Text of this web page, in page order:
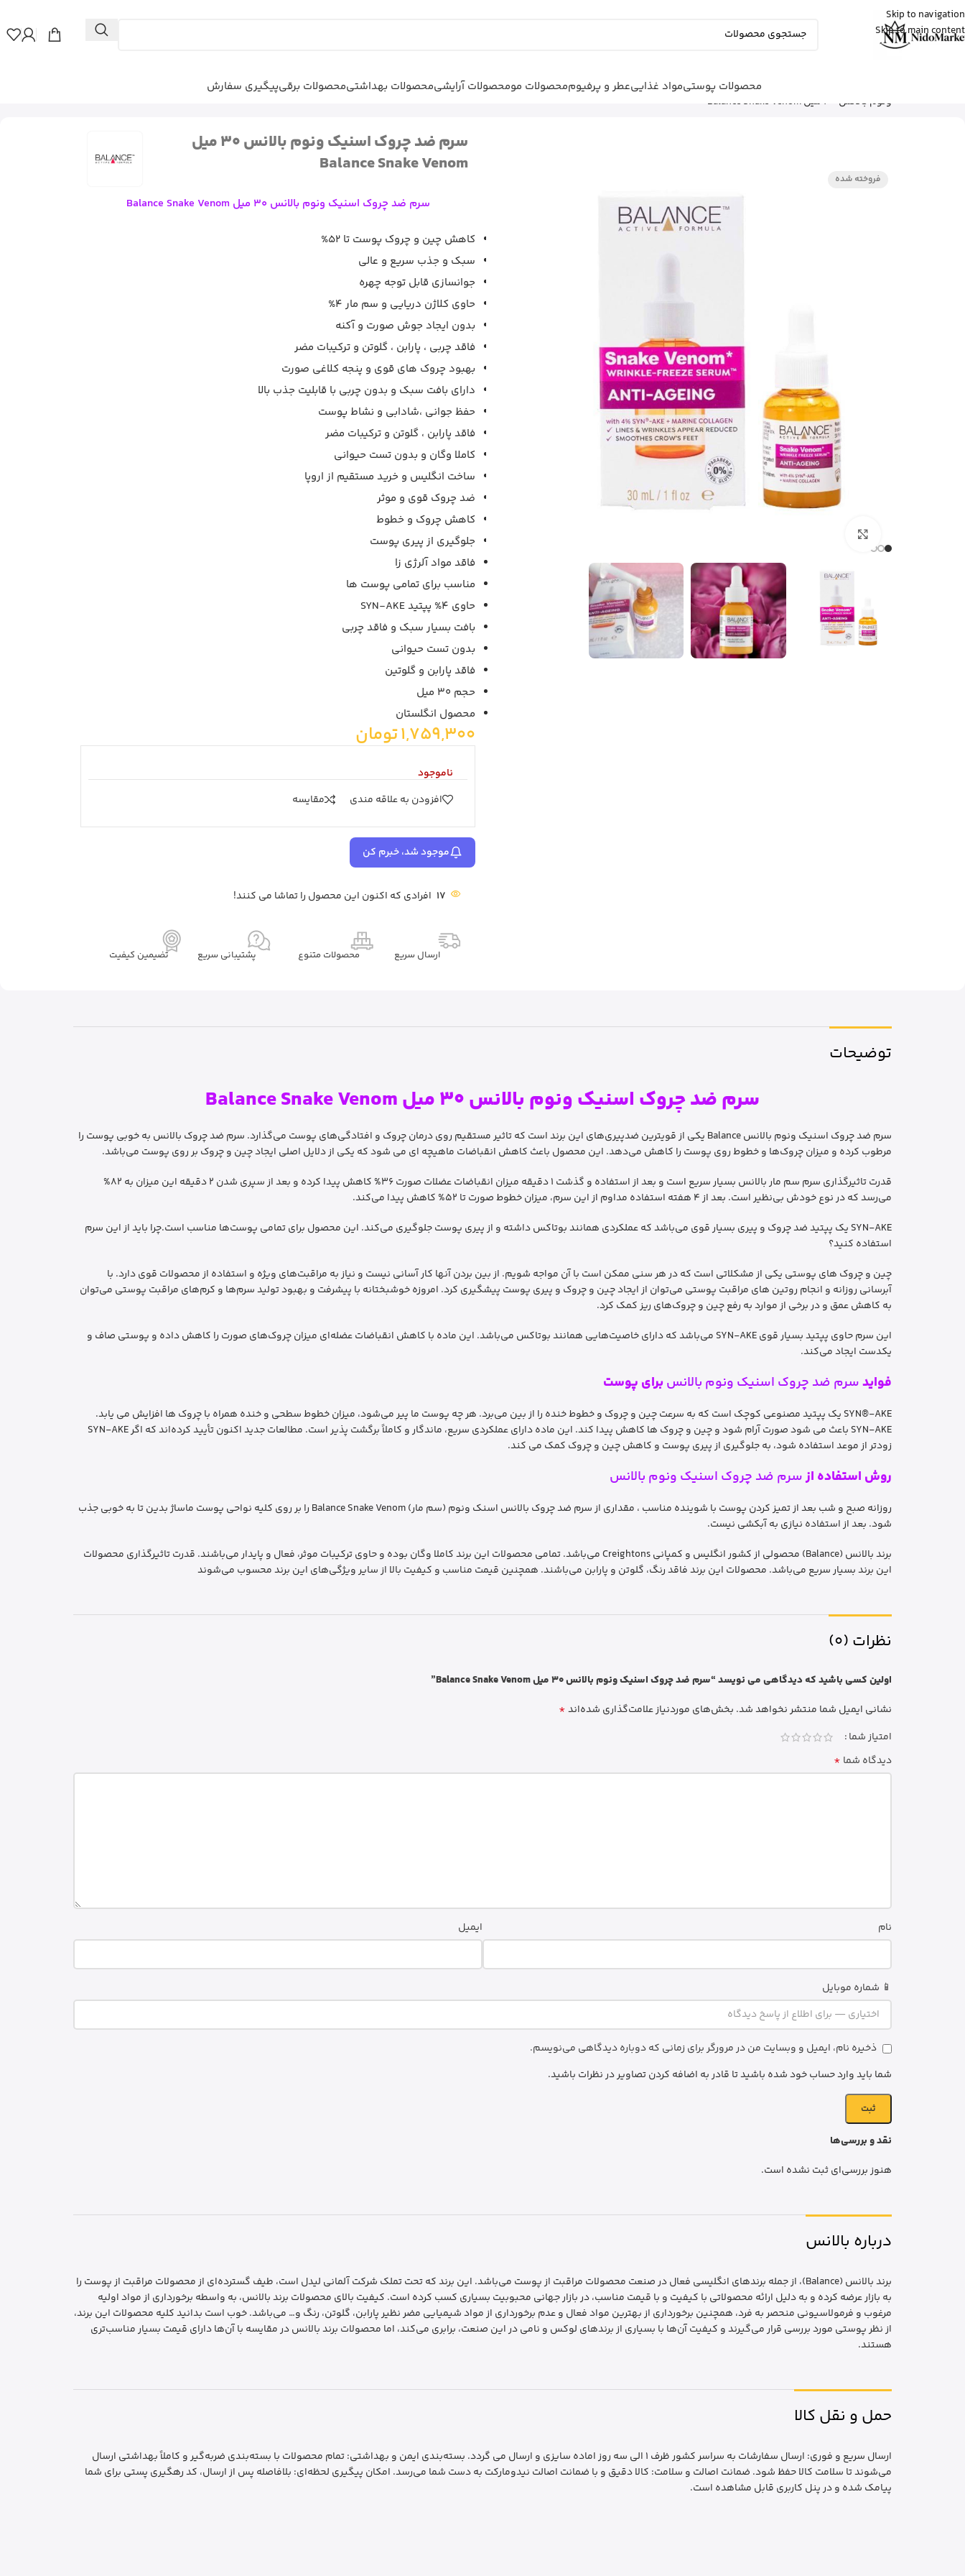
Skip to navigation
Skip to main content
محصولات پوستیمواد غذاییعطر و پرفیوممحصولات مومحصولات آرایشیمحصولات بهداشتیمحصولات برقیپیگیری سفارش محصولات پوستی |مراقبت صورت|سرم صورت |سرم ضد چروک اسنیک
ونوم بالانس 30 میل Balance Snake Venom
فروخته شده
سرم ضد چروک اسنیک ونوم بالانس 30 میل
Balance Snake Venom
سرم ضد چروک اسنیک ونوم بالانس 30 میل Balance Snake Venom
کاهش چین و چروک پوست تا 52%
سبک و جذب سریع و عالی
جوانسازی قابل توجه چهره
حاوی کلاژن دریایی و سم مار 4%
بدون ایجاد جوش صورت و آکنه
فاقد چربی ، پارابن ، گلوتن و ترکیبات مضر
بهبود چروک های قوی و پنجه کلاغی صورت
دارای بافت سبک و بدون چربی با قابلیت جذب بالا
حفظ جوانی ،شادابی و نشاط پوست
فاقد پارابن ، گلوتن و ترکیبات مضر
کاملا وگان و بدون تست حیوانی
ساخت انگلیس و خرید مستقیم از اروپا
ضد چروک قوی و موثر
کاهش چروک و خطوط
جلوگیری از پیری پوست
فاقد مواد آلرژی زا
مناسب برای تمامی پوست ها
حاوی 4% پپتید SYN-AKE
بافت بسیار سبک و فاقد چربی
بدون تست حیوانی
فاقد پارابن و گلوتین
حجم 30 میل
محصول انگلستان
1,759,300تومان
ناموجود
افزودن به علاقه مندی
مقايسه
موجود شد، خبرم کن
17 افرادی که اکنون این محصول را تماشا می کنند!
ارسال سریع محصولات متنوع پشتیبانی سریع تضیمین کیفیت
توضیحات
سرم ضد چروک اسنیک ونوم بالانس 30 میل Balance Snake Venom
سرم ضد چروک اسنیک ونوم بالانس Balance یکی از قویترین ضدپیری‌های این برند است که تاثیر مستقیم روی درمان چروک و افتادگی‌های پوست می‌گذارد. سرم ضد چروک بالانس به خوبی پوست را
مرطوب کرده و میزان چروک‌ها و خطوط روی پوست را کاهش می‌دهد. این محصول باعث کاهش انقباضات ماهیچه ای می شود که یکی از دلایل اصلی ایجاد چین و چروک بر روی پوست می‌باشد.
قدرت تاثیرگذاری سرم سم مار بالانس بسیار سریع است و بعد از استفاده و گذشت 1 دقیقه میزان انقباضات عضلات صورت 36% کاهش پیدا کرده و بعد از سپری شدن 2 دقیقه این میزان به 82%
می‌رسد که در نوع خودش بی‌نظیر است. بعد از 4 هفته استفاده مداوم از این سرم، میزان خطوط صورت تا 52% کاهش پیدا می‌کند.
SYN-AKE یک پپتید ضد چروک و پیری بسیار قوی می‌باشد که عملکردی همانند بوتاکس داشته و از پیری پوست جلوگیری می‌کند. این محصول برای تمامی پوست‌ها مناسب است.چرا باید از این سرم
استفاده کنید؟
چین و چروک های پوستی یکی از مشکلاتی است که در هر سنی ممکن است با آن مواجه شویم. از بین بردن آنها کار آسانی نیست و نیاز به مراقبت‌های ویژه و استفاده از محصولات قوی دارد. با
آبرسانی روزانه و انجام روتین های مراقبت پوستی می‌توان از ایجاد چین و چروک و پیری پوست پیشگیری کرد. امروزه خوشبختانه با پیشرفت و بهبود تولید سرم‌ها و کرم‌های مراقبت پوستی می‌توان
به کاهش عمق و در برخی از موارد به رفع چین و چروک‌های ریز کمک کرد.
این سرم حاوی پپتید بسیار قوی SYN-AKE می‌باشد که دارای خاصیت‌هایی همانند بوتاکس می‌باشد. این ماده با کاهش انقباضات عضله‌ای میزان چروک‌های صورت را کاهش داده و پوستی صاف و
یکدست ایجاد می‌کند.
فوایدسرم ضد چروک اسنیک ونوم بالانسبرای پوست
SYN®-AKE یک پپتید مصنوعی کوچک است که به سرعت چین و چروک و خطوط خنده را از بین می‌برد. هر چه پوست ما پیر می‌شود، میزان خطوط سطحی و خنده همراه با چروک ها افزایش می یابد.
SYN-AKE باعث می شود صورت آرام شود و چین و چروک ها کاهش پیدا کند. این ماده دارای عملکردی سریع، ماندگار و کاملاً برگشت پذیر است. مطالعات جدید اکنون تأیید کرده‌اند که اگر SYN-AKE
زودتر از موعد استفاده شود، به جلوگیری از پیری پوست و کاهش چین و چروک کمک می کند.
روش استفاده ازسرم ضد چروک اسنیک ونوم بالانس
روزانه صبح و شب بعد از تمیز کردن پوست با شوینده مناسب ، مقداری از سرم ضد چروک بالانس اسنک ونوم (سم مار) Balance Snake Venom را بر روی کلیه نواحی پوست ماساژ بدین تا به خوبی جذب
شود. بعد از استفاده نیازی به آبکشی نیست.
برند بالانس (Balance) محصولی از کشور انگلیس و کمپانی Creightons می‌باشد. تمامی محصولات این برند کاملا وگان بوده و حاوی ترکیبات موثر، فعال و پایدار می‌باشند. قدرت تاثیر‌گذاری محصولات
این برند بسیار سریع می‌باشد. محصولات این برند فاقد رنگ، گلوتن و پارابن می‌باشند. همچنین قیمت مناسب و کیفیت بالا از سایر ویژگی‌های این برند محسوب می‌شوند
نظرات (0)
نقد و بررسی‌ها
هنوز بررسی‌ای ثبت نشده است.
اولین کسی باشید که دیدگاهی می نویسد “سرم ضد چروک اسنیک ونوم بالانس 30 میل Balance Snake Venom”
نشانی ایمیل شما منتشر نخواهد شد. بخش‌های موردنیاز علامت‌گذاری شده‌اند*
امتیاز شما
دیدگاه شما *
نام ایمیل
📱 شماره موبایل
ذخیره نام، ایمیل و وبسایت من در مرورگر برای زمانی که دوباره دیدگاهی می‌نویسم.
شما باید وارد حساب خود شده باشید تا قادر به اضافه کردن تصاویر در نظرات باشید.
درباره بالانس
برند بالانس (Balance)، از جمله برندهای انگلیسی فعال در صنعت محصولات مراقبت از پوست می‌باشد. این برند که تحت تملک شرکت آلمانی لیدل است، طیف گسترده‌ای از محصولات مراقبت از پوست را
به بازار عرضه کرده و به دلیل ارائه محصولاتی با کیفیت و با قیمت مناسب، در بازار جهانی محبوبیت بسیاری کسب کرده است. کیفیت بالای محصولات برند بالانس، به واسطه برخورداری از مواد اولیه
مرغوب و فرمولاسیونی منحصر به فرد، همچنین برخورداری از بهترین مواد فعال و عدم برخورداری از مواد شیمیایی مضر نظیر پارابن، گلوتن، رنگ و… می‌باشد. خوب است بدانید کلیه محصولات این برند،
از نظر پوستی مورد بررسی قرار می‌گیرند و کیفیت آن‌ها با بسیاری از برندهای لوکس و نامی در این صنعت، برابری می‌کند، اما محصولات برند بالانس در مقایسه با آن‌ها دارای قیمت بسیار مناسب‌تری
هستند.
حمل و نقل کالا
ارسال سریع و فوری: ارسال سفارشات به سراسر کشور ظرف 1 الی سه روز اماده سایزی و ارسال می گردد. بسته‌بندی ایمن و بهداشتی: تمام محصولات با بسته‌بندی ضربه‌گیر و کاملاً بهداشتی ارسال
می‌شوند تا سلامت کالا حفظ شود. ضمانت اصالت و سلامت: کالا دقیق و با ضمانت اصالت نیدومارکت به دست شما می‌رسد. امکان پیگیری لحظه‌ای: بلافاصله پس از ارسال، کد رهگیری پستی برای شما
پیامک شده و در پنل کاربری قابل مشاهده است.
علیاز ساری
بالم سیکاپلاست لاروش پوزای رو خرید کرد